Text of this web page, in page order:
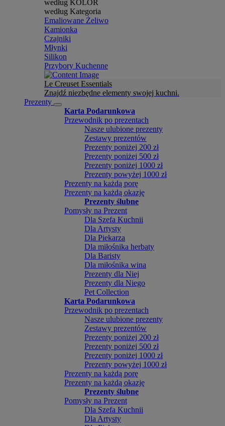
według KOLOR
według Kategoria
Emaliowane Żeliwo
Kamionka
Czajniki
Młynki
Silikon
Przybory Kuchenne
Le Creuset Essentials
Znajdź niezbędne elementy swojej kuchni.
Prezenty
Karta Podarunkowa
Przewodnik po prezentach
Nasze ulubione prezenty
Zestawy prezentów
Prezenty poniżej 200 zł
Prezenty poniżej 500 zł
Prezenty poniżej 1000 zł
Prezenty powyżej 1000 zł
Prezenty na każdą porę
Prezenty na każdą okazję
Prezenty ślubne
Pomysły na Prezent
Dla Szefa Kuchnii
Dla Artysty
Dla Piekarza
Dla miłośnika herbaty
Dla Baristy
Dla miłośnika wina
Prezenty dla Niej
Prezenty dla Niego
Pet Collection
Karta Podarunkowa
Przewodnik po prezentach
Nasze ulubione prezenty
Zestawy prezentów
Prezenty poniżej 200 zł
Prezenty poniżej 500 zł
Prezenty poniżej 1000 zł
Prezenty powyżej 1000 zł
Prezenty na każdą porę
Prezenty na każdą okazję
Prezenty ślubne
Pomysły na Prezent
Dla Szefa Kuchnii
Dla Artysty